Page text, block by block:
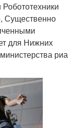
Существенно
для Нижних
риа